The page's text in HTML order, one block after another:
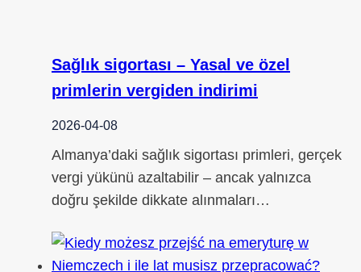
Sağlık sigortası – Yasal ve özel
primlerin vergiden indirimi
2026-04-08
Almanya’daki sağlık sigortası primleri, gerçek
vergi yükünü azaltabilir – ancak yalnızca
doğru şekilde dikkate alınmaları…